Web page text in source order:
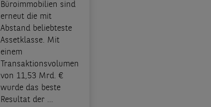
Büroimmobilien sind
erneut die mit
Abstand beliebteste
Assetklasse. Mit
einem
Transaktionsvolumen
von 11,53 Mrd. €
wurde das beste
Resultat der ...